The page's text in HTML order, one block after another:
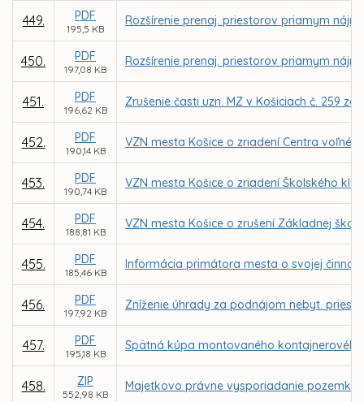
449. PDF
195,5 KB
Rozšírenie prenaj. priestorov priamym
450. PDF
197,08 KB
Rozšírenie prenaj. priestorov priamym
451. PDF
196,62 KB
Zrušenie časti uzn. MZ v Košiciach č. 259
452. PDF
190,14 KB
VZN mesta Košice o zriadení Centra
453. PDF
190,74 KB
VZN mesta Košice o zriadení Školského
454. PDF
188,81 KB
VZN mesta Košice o zrušení Základnej
455. PDF
185,46 KB
Informácia primátora mesta o svojej
456. PDF
197,92 KB
Zníženie úhrady za podnájom nebyt.
457. PDF
195,18 KB
Spätná kúpa montovaného
458. ZIP
552,98 KB
Majetkovo právne vysporiadanie